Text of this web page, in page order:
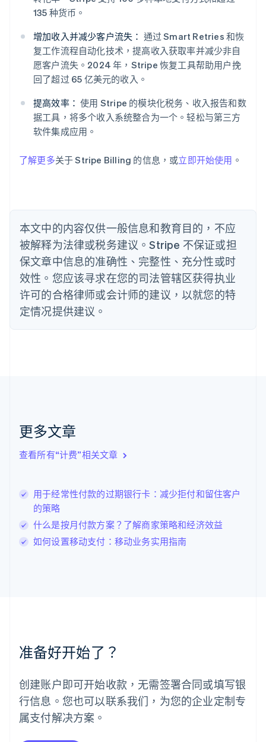
135 种货币。
增加收入并减少客户流失： 通过 Smart Retries 和恢
复工作流程自动化技术，提高收入获取率并减少非自
愿客户流失。2024 年，Stripe 恢复工具帮助用户挽
回了超过 65 亿美元的收入。
提高效率： 使用 Stripe 的模块化税务、收入报告和数
据工具，将多个收入系统整合为一个。轻松与第三方
软件集成应用。
了解更多关于 Stripe Billing 的信息，或立即开始使用 。
本文中的内容仅供一般信息和教育目的，不应
被解释为法律或税务建议。Stripe 不保证或担
保文章中信息的准确性、完整性、充分性或时
效性。您应该寻求在您的司法管辖区获得执业
许可的合格律师或会计师的建议，以就您的特
定情况提供建议。
更多文章
查看所有“计费”相关文章
用于经常性付款的过期银行卡：减少拒付和留住客户
的策略
什么是按月付款方案？了解商家策略和经济效益
如何设置移动支付：移动业务实用指南
准备好开始了？
创建账户即可开始收款，无需签署合同或填写银
行信息。您也可以联系我们，为您的企业定制专
属支付解决方案。
English
爱尔兰
English
爱沙尼亚
English
奥地利
Deutsch English
澳大利亚
English
Português English
English
丹麦
English
德国
DeutschEnglish
法国
FrançaisEnglish
芬兰
EnglishSvenska
English Italiano
拉脱维亚
立陶宛
DeutschEnglish
卢森堡
罗马尼亚
English
挪威
葡萄牙
Português English
日本
日本語English
瑞典